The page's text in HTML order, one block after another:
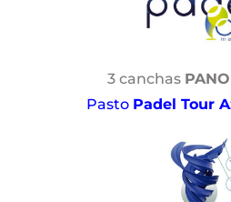
3 canchas
Pasto Padel Tour